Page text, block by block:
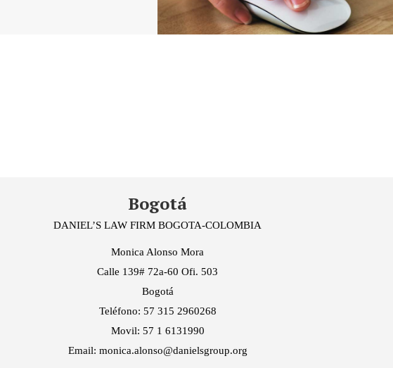
Bogotá
DANIEL’S LAW FIRM BOGOTA-COLOMBIA
Monica Alonso Mora
Calle 139# 72a-60 Ofi. 503
Bogotá
Teléfono: 57 315 2960268
Movil: 57 1 6131990
Email: monica.alonso@danielsgroup.org